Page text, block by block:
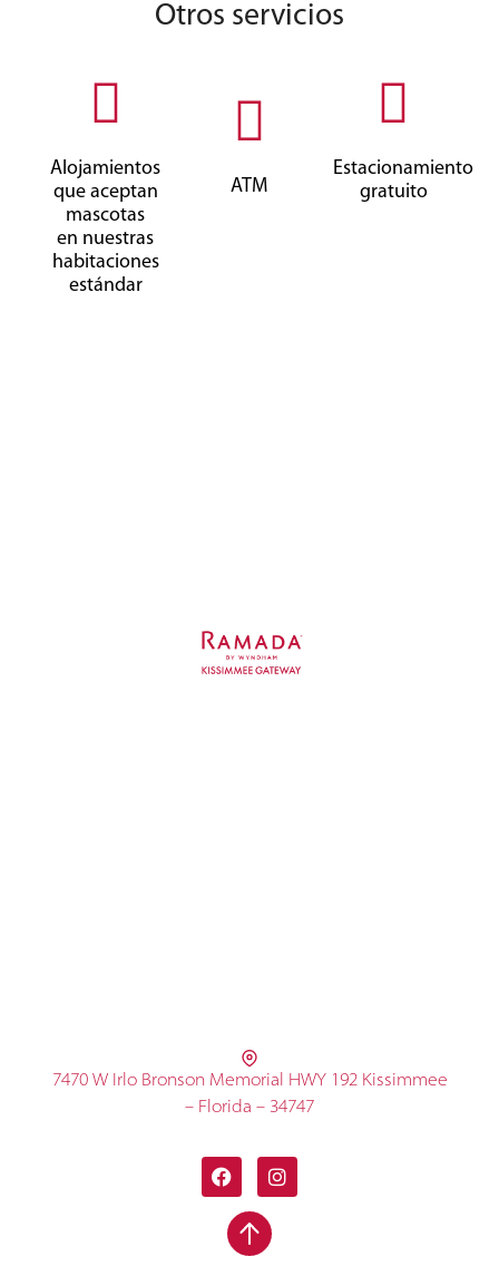
Otros servicios
Alojamientos
que aceptan
mascotas
en nuestras
habitaciones
estándar
ATM
Estacionamiento
gratuito
7470 W Irlo Bronson Memorial HWY 192 Kissimmee
– Florida – 34747